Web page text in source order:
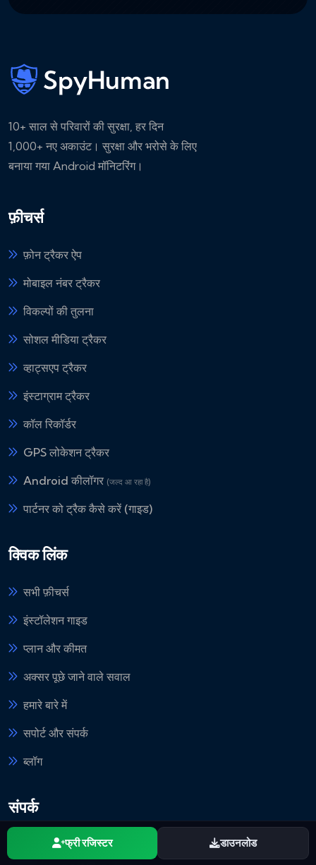
10+ साल से परिवारों की सुरक्षा, हर दिन
1,000+ नए अकाउंट। सुरक्षा और भरोसे के लिए
बनाया गया Android मॉनिटरिंग।
फ़ीचर्स
फ़ोन ट्रैकर ऐप
मोबाइल नंबर ट्रैकर
विकल्पों की तुलना
सोशल मीडिया ट्रैकर
व्हाट्सएप ट्रैकर
इंस्टाग्राम ट्रैकर
कॉल रिकॉर्डर
GPS लोकेशन ट्रैकर
Android कीलॉगर (जल्द आ रहा है)
पार्टनर को ट्रैक कैसे करें (गाइड)
क्विक लिंक
सभी फ़ीचर्स
इंस्टॉलेशन गाइड
प्लान और कीमत
अक्सर पूछे जाने वाले सवाल
हमारे बारे में
सपोर्ट और संपर्क
ब्लॉग
संपर्क
टेक्निकल सपोर्ट
फ्री रजिस्टर डाउनलोड